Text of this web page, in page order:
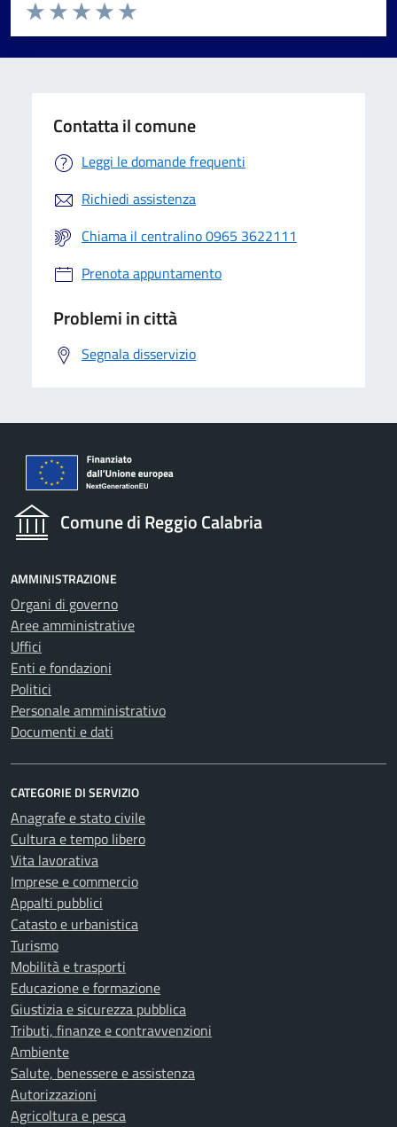
Valuta da 1 a 5 stelle la pagina
Valuta 5 stelle su 5
Valuta 4 stelle su 5
Valuta 3 stelle su 5
Valuta 2 stelle su 5
Valuta 1 stelle su 5
Contatta il comune
Leggi le domande frequenti
Richiedi assistenza
Chiama il centralino 0965 3622111
Prenota appuntamento
Problemi in città
Segnala disservizio
Comune di Reggio Calabria
AMMINISTRAZIONE
Organi di governo
Aree amministrative
Uffici
Enti e fondazioni
Politici
Personale amministrativo
Documenti e dati
CATEGORIE DI SERVIZIO
Anagrafe e stato civile
Cultura e tempo libero
Vita lavorativa
Imprese e commercio
Appalti pubblici
Catasto e urbanistica
Turismo
Mobilità e trasporti
Educazione e formazione
Giustizia e sicurezza pubblica
Tributi, finanze e contravvenzioni
Ambiente
Salute, benessere e assistenza
Autorizzazioni
Agricoltura e pesca